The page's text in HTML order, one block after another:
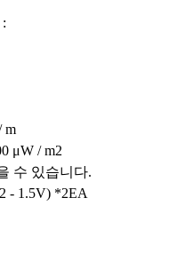
m
μW / m2
수 있습니다.
- 1.5V) *2EA